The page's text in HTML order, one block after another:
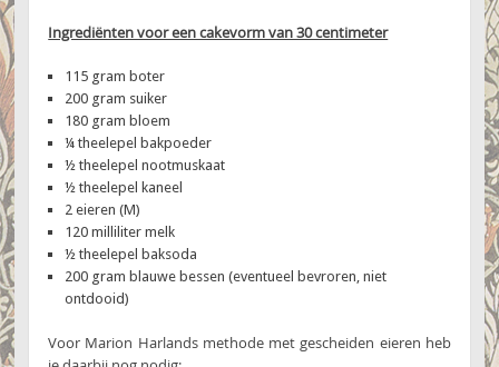
Ingrediënten voor een cakevorm van 30 centimeter
115 gram boter
200 gram suiker
180 gram bloem
¼ theelepel bakpoeder
½ theelepel nootmuskaat
½ theelepel kaneel
2 eieren (M)
120 milliliter melk
½ theelepel baksoda
200 gram blauwe bessen (eventueel bevroren, niet
ontdooid)
Voor Marion Harlands methode met gescheiden eieren heb